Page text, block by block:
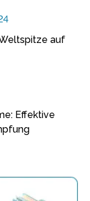
auf
Effektive